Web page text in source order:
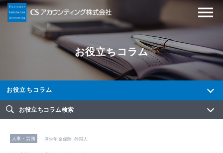
お役立ちコラム
お役立ちコラム
お役立ちコラム検索
人事・労務 厚生年金保険 外国人